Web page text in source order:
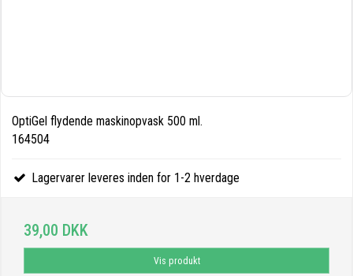
OptiGel flydende maskinopvask 500 ml.
164504
Lagervarer leveres inden for 1-2 hverdage
39,00 DKK
Vis produkt